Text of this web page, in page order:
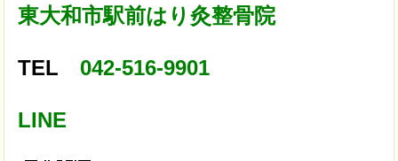
東大和市駅前はり灸整骨院
TEL 042-516-9901
LINE